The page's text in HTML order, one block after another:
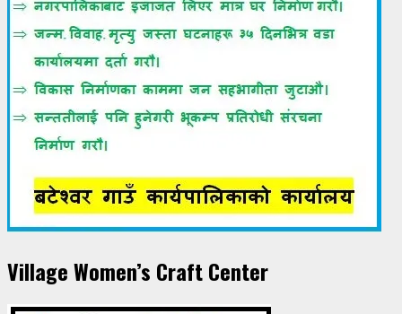
Village Women’s Craft Center